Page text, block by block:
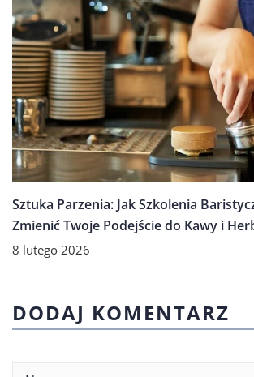
Sztuka Parzenia: Jak Szkolenia
Zmienić Twoje Podejście do Kawy i
8 lutego 2026
DODAJ KOMENTARZ